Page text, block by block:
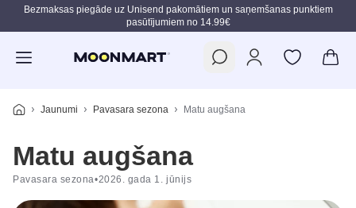
Pāriet uz galveno saturu
Bezmaksas piegāde uz Unisend pakomātiem un saņemšanas punktiem
pasūtījumiem no 14.99€
Jaunumi Pavasara sezona Matu augšana
Matu augšana
Pavasara sezona•2026. gada 1. jūnijs